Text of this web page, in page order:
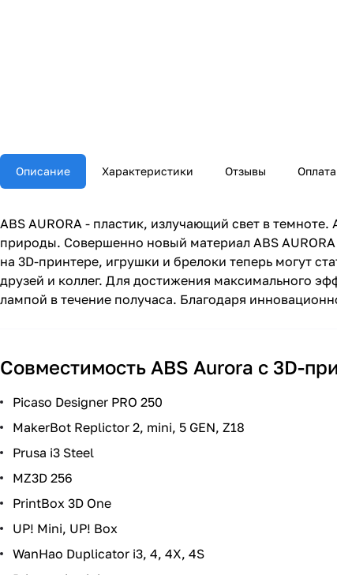
Описание Характеристики Отзывы
ABS AURORA - пластик, излучающий свет в
природы. Совершенно новый материал ABS
на 3D-принтере, игрушки и брелоки теперь могут
друзей и коллег. Для достижения максимального
лампой в течение получаса. Благодаря
Совместимость ABS Aurora c 3D-
Picaso Designer PRO 250
MakerBot Replictor 2, mini, 5 GEN, Z18
Prusa i3 Steel
MZ3D 256
PrintBox 3D One
UP! Mini, UP! Box
WanHao Duplicator i3, 4, 4X, 4S